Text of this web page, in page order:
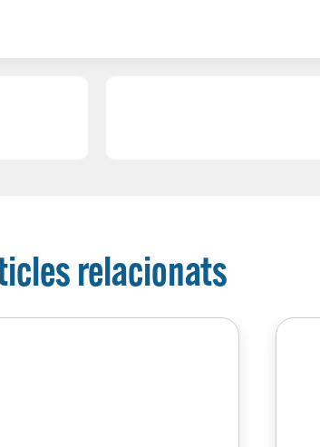
relacionats